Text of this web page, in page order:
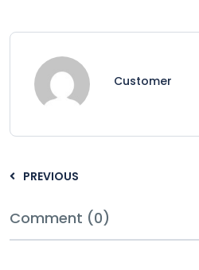
Customer
PREVIOUS
Comment (0)